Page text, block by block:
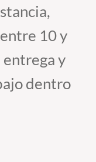
10 y
entrega y
dentro